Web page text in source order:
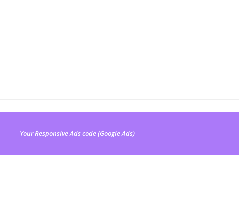
Your Responsive Ads code (Google Ads)